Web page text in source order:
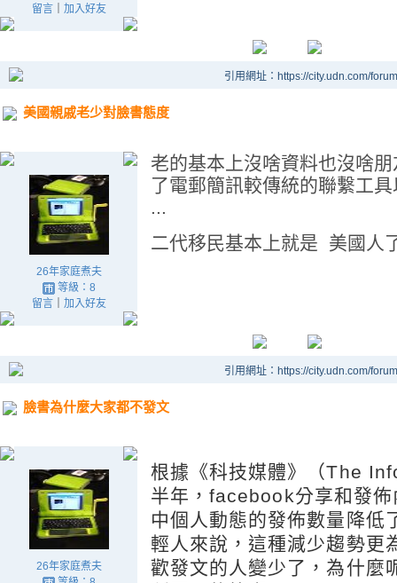
留言｜ 加入好友
引用網址：https://city.udn.com/
美國親戚老少對臉書態度
26年家庭煮夫
等級：8
留言｜ 加入好友
老的基本上沒啥資料也沒啥
了電郵簡訊較傳統的聯繫工
...
二代移民基本上就是 美國人
引用網址：https://city.udn.com/
臉書為什麼大家都不發文
26年家庭煮夫
根據《科技媒體》（The
半年，facebook分享和發
中個人動態的發佈數量降低
輕人來說，這種減少趨勢更
歡發文的人變少了，為什麼